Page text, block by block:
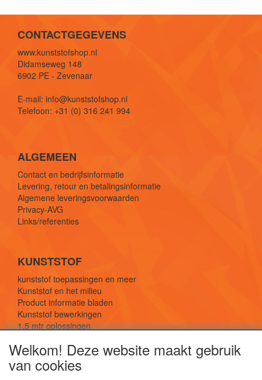
CONTACTGEGEVENS
www.kunststofshop.nl
Didamseweg 148
6902 PE - Zevenaar
E-mail: info@kunststofshop.nl
Telefoon: +31 (0) 316 241 994
ALGEMEEN
Contact en bedrijfsinformatie
Levering, retour en betalingsinformatie
Algemene leveringsvoorwaarden
Privacy-AVG
Links/referenties
KUNSTSTOF
kunststof toepassingen en meer
Kunststof en het milieu
Product informatie bladen
Kunststof bewerkingen
1,5 mtr oplossingen
Welkom! Deze website maakt gebruik
van cookies